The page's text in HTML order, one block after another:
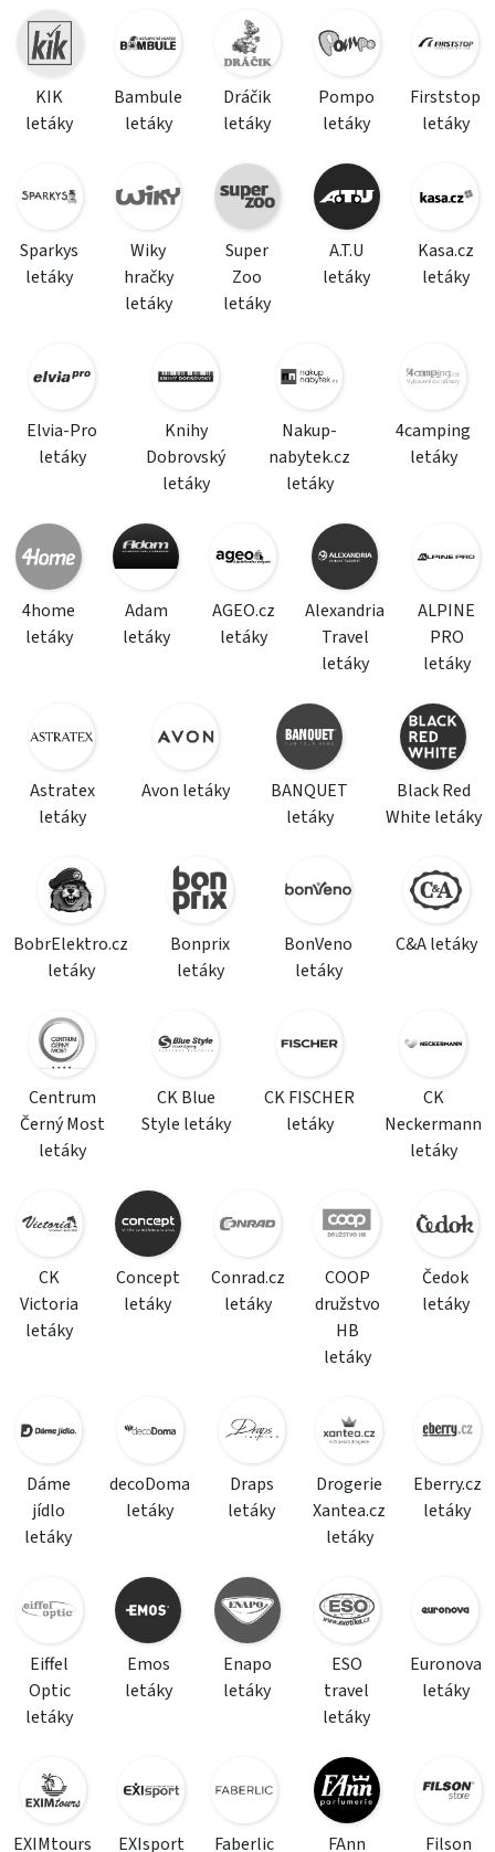
KIK
letáky
Bambule
letáky
Dráčik
letáky
Pompo
letáky
Firststop
letáky
Sparkys
letáky
Wiky
hračky
letáky
Super
Zoo
letáky
A.T.U
letáky
Kasa.cz
letáky
Elvia-Pro
letáky
Knihy
Dobrovský
letáky
Nakup-
nabytek.cz
letáky
4camping
letáky
4home
letáky
Adam
letáky
AGEO.cz
letáky
Alexandria
Travel
letáky
ALPINE
PRO
letáky
Astratex
letáky
Avon letáky
BANQUET
letáky
Black Red
White letáky
BobrElektro.cz
letáky
Bonprix
letáky
BonVeno
letáky
C&A letáky
Centrum
Černý Most
letáky
CK Blue
Style letáky
CK FISCHER
letáky
CK
Neckermann
letáky
CK
Victoria
letáky
Concept
letáky
Conrad.cz
letáky
COOP
družstvo
HB
letáky
Čedok
letáky
Dáme
jídlo
letáky
decoDoma
letáky
Draps
letáky
Drogerie
Xantea.cz
letáky
Eberry.cz
letáky
Eiffel
Optic
letáky
Emos
letáky
Enapo
letáky
ESO
travel
letáky
Euronova
letáky
EXIMtours
EXIsport
Faberlic
FAnn
Filson